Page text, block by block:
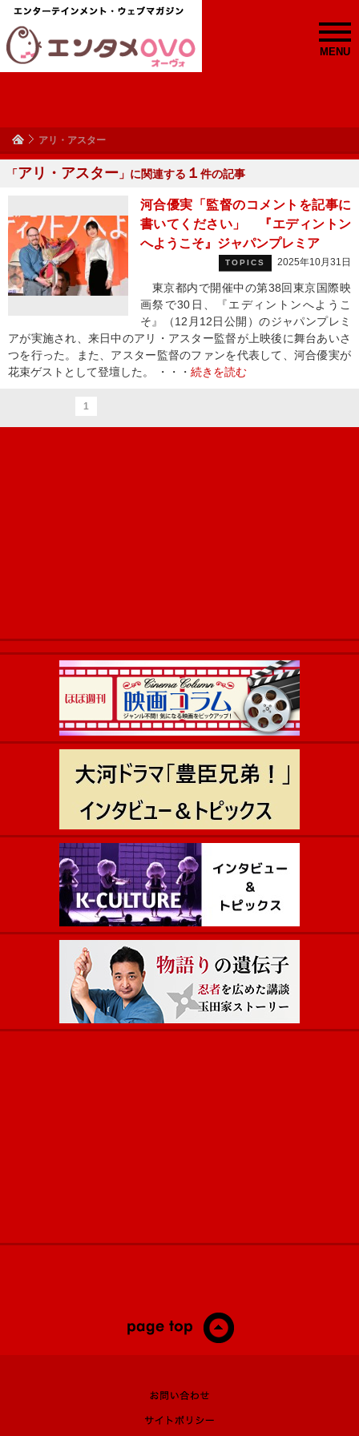
MENU
アリ・アスター
「アリ・アスター 」に関連する １ 件の記事
河合優実「監督のコメントを記事に
書いてください」 『エディントン
へようこそ』ジャパンプレミア
TOPICS 2025年10月31日
東京都内で開催中の第38回東京国際映
画祭で30日、『エディントンへようこ
そ』（12⽉12⽇公開）のジャパンプレミ
アが実施され、来⽇中のアリ・アスター監督が上映後に舞台あいさ
つを行った。また、アスター監督のファンを代表して、河合優実が
花束ゲストとして登壇した。 ・・・ 続きを読む
1